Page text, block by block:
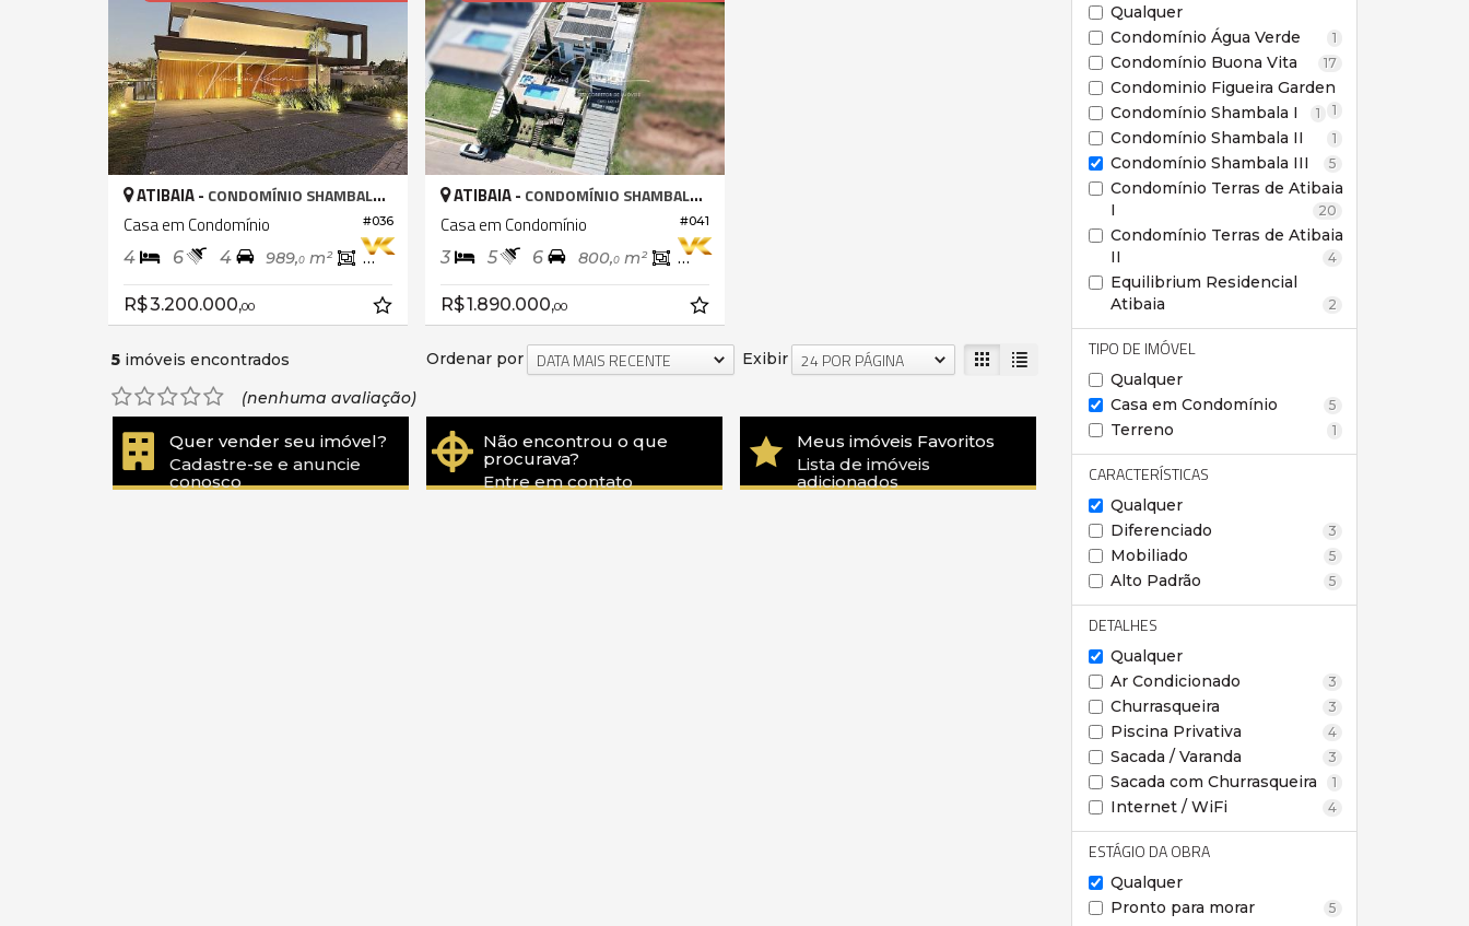
Qualquer
Condomínio Água Verde
1
Condomínio Buona Vita 17
Condominio Figueira Garden
1
Condomínio Shambala I 1
Condomínio Shambala II 1
Condomínio Shambala III 5
Condomínio Terras de Atibaia
I
20
Condomínio Terras de Atibaia
II
4
Equilibrium Residencial
Atibaia
2
TIPO DE IMÓVEL
Qualquer
Casa em Condomínio
5
Terreno 1
CARACTERÍSTICAS
Qualquer
Diferenciado
3
Mobiliado 5
Alto Padrão 5
DETALHES
Qualquer
Ar Condicionado
3
Churrasqueira 3
Piscina Privativa 4
Sacada / Varanda 3
Sacada com Churrasqueira 1
Internet / WiFi 4
ESTÁGIO DA OBRA
Qualquer
Pronto para morar
5
#036
ATIBAIA - CONDOMÍNIO SHAMBALA III
Casa em Condomínio
4 6 4 989,0 m² 390,
R$ 3.200.000,00
#041
ATIBAIA - CONDOMÍNIO SHAMBALA III
Casa em Condomínio
3 5 6 800,0 m² 375,
R$ 1.890.000,00
5 imóveis encontrados Exibir 24 POR PÁGINA
Ordenar por DATA MAIS RECENTE
(nenhuma avaliação)
Quer vender seu imóvel?
Cadastre-se e anuncie
conosco
Não encontrou o que
procurava?
Entre em contato
Meus imóveis Favoritos
Lista de imóveis
adicionados